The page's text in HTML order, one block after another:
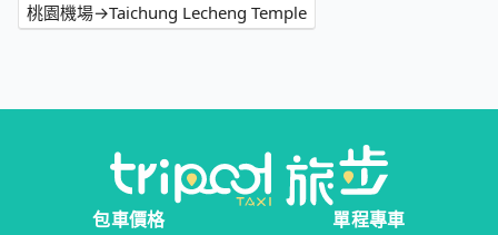
桃園機場→Taichung Lecheng Temple
包車價格
單程專車